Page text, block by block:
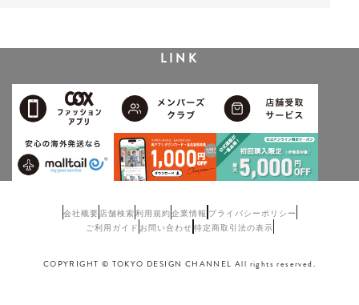
LINK
会社概要 店舗検索利用規約企業情報 プライバシーポリシー
ご利用ガイド お問い合わせ 特定商取引法の表示
COPYRIGHT © TOKYO DESIGN CHANNEL All rights reserved.